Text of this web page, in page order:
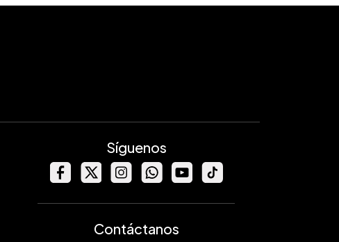
Síguenos
Contáctanos